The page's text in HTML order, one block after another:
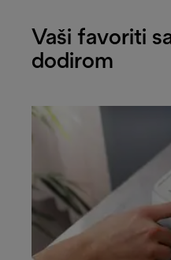
Vaši favoriti
dodirom